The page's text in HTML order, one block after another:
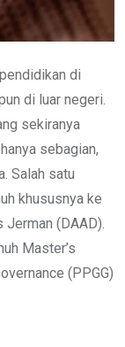
di
di luar negeri.
sekiranya
sebagian,
Salah satu
khususnya ke
Jerman (DAAD).
Master’s
(PPGG)